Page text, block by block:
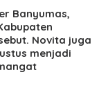
Banyumas,
Novita juga
menjadi